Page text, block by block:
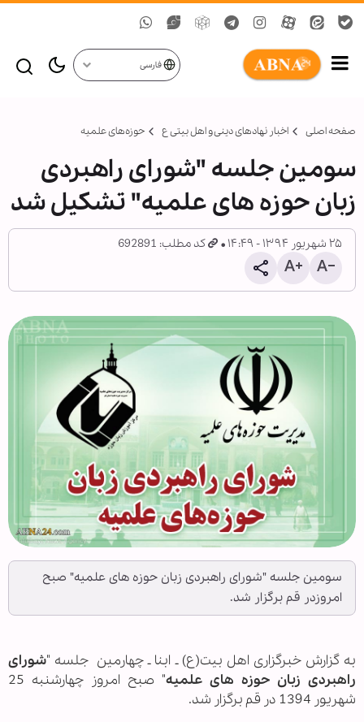
فارسی
صفحه اصلی اخبار نهادهای دینی و اهل بیتی ع حوزه‌های علمیه
سومین جلسه "شورای راهبردی
زبان حوزه های علمیه" تشکیل شد
۲۵ شهریور ۱۳۹۴ - ۱۴:۴۹ کد مطلب: 692891
سومین جلسه "شورای راهبردی زبان حوزه های علمیه" صبح
امروزدر قم برگزار شد.
به گزارش خبرگزاری اهل بیت(ع) ـ ابنا ـ چهارمین جلسه "شورای
راهبردی زبان حوزه های علمیه" صبح امروز
چهارشنبه 25
شهریور 1394
در قم برگزار شد.